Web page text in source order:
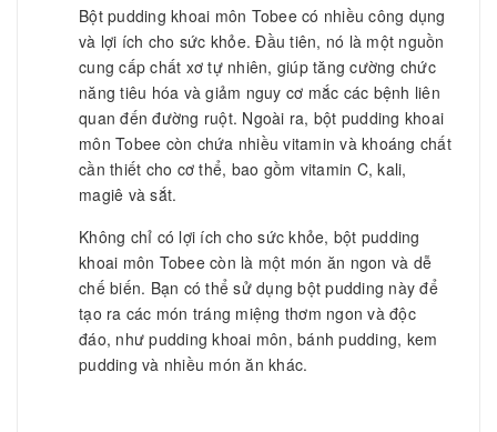
Bột pudding khoai môn Tobee có nhiều công dụng
và lợi ích cho sức khỏe. Đầu tiên, nó là một nguồn
cung cấp chất xơ tự nhiên, giúp tăng cường chức
năng tiêu hóa và giảm nguy cơ mắc các bệnh liên
quan đến đường ruột. Ngoài ra, bột pudding khoai
môn Tobee còn chứa nhiều vitamin và khoáng chất
cần thiết cho cơ thể, bao gồm vitamin C, kali,
magiê và sắt.
Không chỉ có lợi ích cho sức khỏe, bột pudding
khoai môn Tobee còn là một món ăn ngon và dễ
chế biến. Bạn có thể sử dụng bột pudding này để
tạo ra các món tráng miệng thơm ngon và độc
đáo, như pudding khoai môn, bánh pudding, kem
pudding và nhiều món ăn khác.